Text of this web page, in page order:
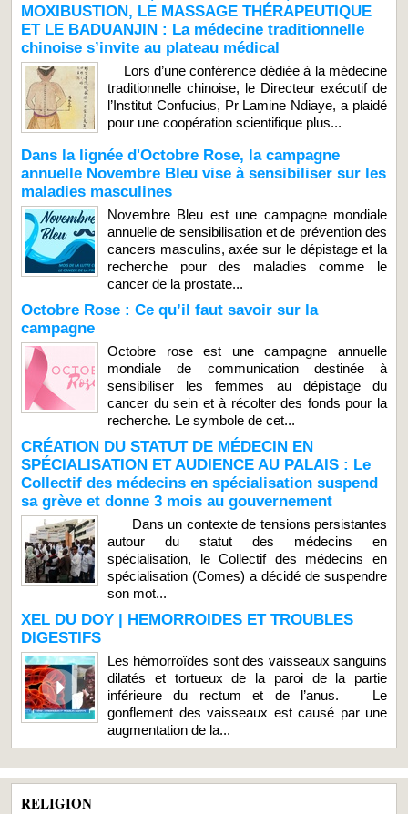
MOXIBUSTION, LE MASSAGE THÉRAPEUTIQUE
ET LE BADUANJIN : La médecine traditionnelle
chinoise s’invite au plateau médical
Lors d’une conférence dédiée à la médecine
traditionnelle chinoise, le Directeur exécutif de
l’Institut Confucius, Pr Lamine Ndiaye, a plaidé
pour une coopération scientifique plus...
Dans la lignée d'Octobre Rose, la campagne
annuelle Novembre Bleu vise à sensibiliser sur les
maladies masculines
Novembre Bleu est une campagne mondiale
annuelle de sensibilisation et de prévention des
cancers masculins, axée sur le dépistage et la
recherche pour des maladies comme le
cancer de la prostate...
Octobre Rose : Ce qu’il faut savoir sur la
campagne
Octobre rose est une campagne annuelle
mondiale de communication destinée à
sensibiliser les femmes au dépistage du
cancer du sein et à récolter des fonds pour la
recherche. Le symbole de cet...
CRÉATION DU STATUT DE MÉDECIN EN
SPÉCIALISATION ET AUDIENCE AU PALAIS : Le
Collectif des médecins en spécialisation suspend
sa grève et donne 3 mois au gouvernement
Dans un contexte de tensions persistantes
autour du statut des médecins en
spécialisation, le Collectif des médecins en
spécialisation (Comes) a décidé de suspendre
son mot...
XEL DU DOY | HEMORROIDES ET TROUBLES
DIGESTIFS
Les hémorroïdes sont des vaisseaux sanguins
dilatés et tortueux de la paroi de la partie
inférieure du rectum et de l’anus. Le
gonflement des vaisseaux est causé par une
augmentation de la...
RELIGION